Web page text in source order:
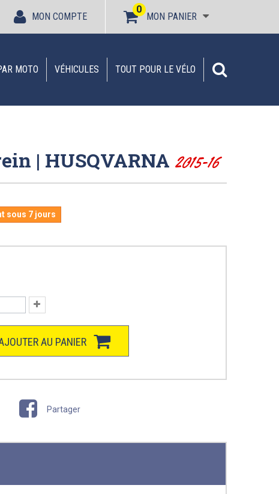
MON PANIER
0
MON COMPTE
MOTO VÉHICULES TOUT POUR LE VÉLO
| HUSQVARNA 2015-16
sous 7 jours
AU PANIER
Partager